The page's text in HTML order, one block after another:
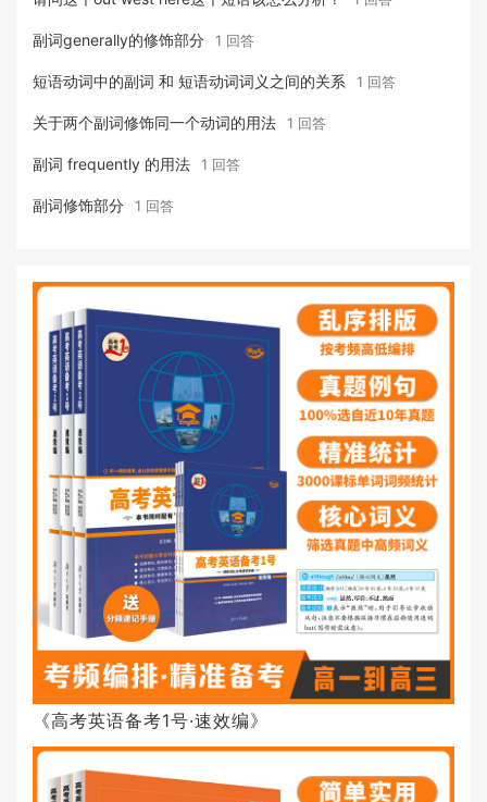
副词generally的修饰部分 1 回答
短语动词中的副词 和 短语动词词义之间的关系 1 回答
关于两个副词修饰同一个动词的用法 1 回答
副词 frequently 的用法 1 回答
副词修饰部分 1 回答
《高考英语备考1号·速效编》